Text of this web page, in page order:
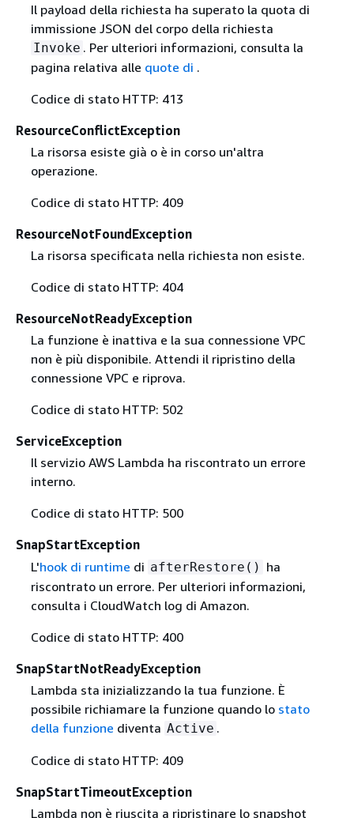
Il payload della richiesta ha superato la quota di
immissione JSON del corpo della richiesta
Invoke . Per ulteriori informazioni, consulta la
pagina relativa alle quote di .
Codice di stato HTTP: 413
ResourceConflictException
La risorsa esiste già o è in corso un'altra
operazione.
Codice di stato HTTP: 409
ResourceNotFoundException
La risorsa specificata nella richiesta non esiste.
Codice di stato HTTP: 404
ResourceNotReadyException
La funzione è inattiva e la sua connessione VPC
non è più disponibile. Attendi il ripristino della
connessione VPC e riprova.
Codice di stato HTTP: 502
ServiceException
Il servizio AWS Lambda ha riscontrato un errore
interno.
Codice di stato HTTP: 500
SnapStartException
L'hook di runtime di afterRestore() ha
riscontrato un errore. Per ulteriori informazioni,
consulta i CloudWatch log di Amazon.
Codice di stato HTTP: 400
SnapStartNotReadyException
Lambda sta inizializzando la tua funzione. È
possibile richiamare la funzione quando lo stato
della funzione diventa Active .
Codice di stato HTTP: 409
SnapStartTimeoutException
Lambda non è riuscita a ripristinare lo snapshot